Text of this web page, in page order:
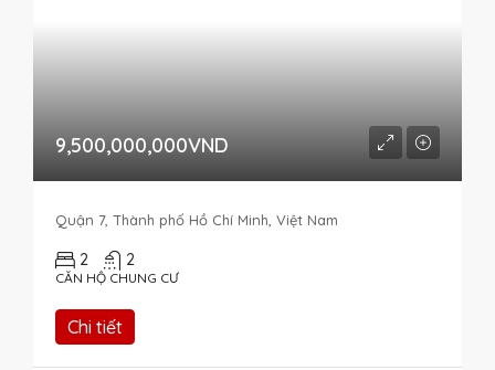
9,500,000,000VND
Quận 7, Thành phố Hồ Chí Minh, Việt Nam
2 2
CĂN HỘ CHUNG CƯ
Chi tiết